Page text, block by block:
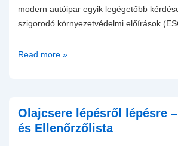
modern autóipar egyik legégetőbb
szigorodó környezetvédelmi előírások
Fenntarthatósági
Az
Alapolaj-
Read more »
Olajcsere lépésről lépésre
és Ellenőrzőlista